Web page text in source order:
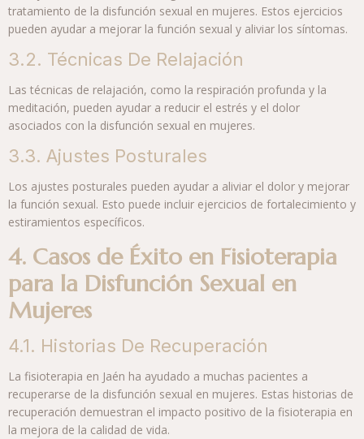
tratamiento de la disfunción sexual en mujeres. Estos ejercicios
pueden ayudar a mejorar la función sexual y aliviar los síntomas.
3.2. Técnicas De Relajación
Las técnicas de relajación, como la respiración profunda y la
meditación, pueden ayudar a reducir el estrés y el dolor
asociados con la disfunción sexual en mujeres.
3.3. Ajustes Posturales
Los ajustes posturales pueden ayudar a aliviar el dolor y mejorar
la función sexual. Esto puede incluir ejercicios de fortalecimiento y
estiramientos específicos.
4. Casos de Éxito en Fisioterapia
para la Disfunción Sexual en
Mujeres
4.1. Historias De Recuperación
La fisioterapia en Jaén ha ayudado a muchas pacientes a
recuperarse de la disfunción sexual en mujeres. Estas historias de
recuperación demuestran el impacto positivo de la fisioterapia en
la mejora de la calidad de vida.